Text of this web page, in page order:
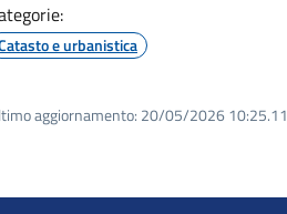
e urbanistica
aggiornamento: 20/05/2026 10:25.11